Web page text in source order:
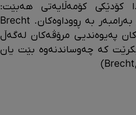
کۆدێکی کۆمەڵایەتی هەبێت:
ئاماژەکردن بە هەر کۆمەڵگەیەک و کاردانەوەکانیان بەرامبەر بە ڕووداوەکان. Brecht
پەیوەندیی مرۆڤەکان لەگەڵ
کە چەوساندنەوە بێت یان